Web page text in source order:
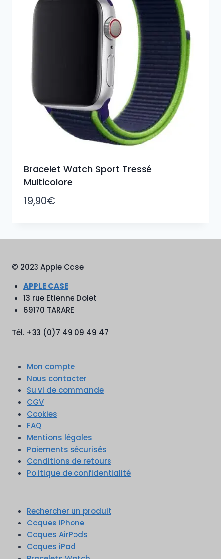
Bracelet Watch Sport Tressé
Multicolore
19,90€
© 2023 Apple Case
APPLE CASE
13 rue Etienne Dolet
69170 TARARE
Tél. +33 (0)7 49 09 49 47
Mon compte
Nous contacter
Suivi de commande
CGV
Cookies
FAQ
Mentions légales
Paiements sécurisés
Conditions de retours
Politique de confidentialité
Rechercher un produit
Coques iPhone
Coques AirPods
Coques iPad